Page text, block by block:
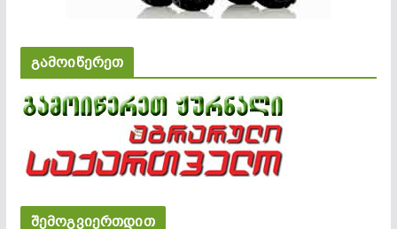
გამოიწერეთ
შემოგვიერთდით